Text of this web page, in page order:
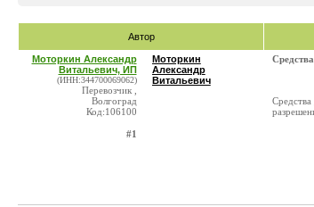
Автор
Моторкин Александр
Витальевич, ИП
(ИНН:344700069062)
Перевозчик ,
Волгоград
Код:106100
#1
Моторкин
Александр
Витальевич